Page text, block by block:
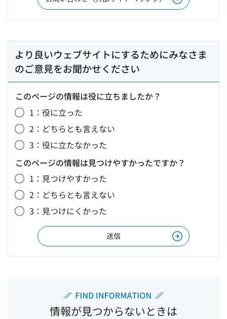
より良いウェブサイトにするためにみなさま
のご意見をお聞かせください
このページの情報は役に立ちましたか？
1：役に立った
2：どちらとも言えない
3：役に立たなかった
このページの情報は見つけやすかったですか？
1：見つけやすかった
2：どちらとも言えない
3：見つけにくかった
情報が見つからないときは